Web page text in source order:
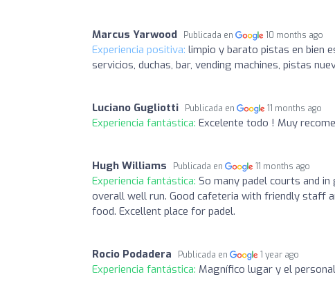
Marcus Yarwood Publicada en 10 months ago
Experiencia positiva: limpio y barato pistas en bien
servicios, duchas, bar, vending machines, pistas
Luciano Gugliotti Publicada en 11 months ago
Experiencia fantástica: Excelente todo ! Muy
Hugh Williams Publicada en 11 months ago
Experiencia fantástica: So many padel courts and
overall well run. Good cafeteria with friendly staff
food. Excellent place for padel.
Rocio Podadera Publicada en 1 year ago
Experiencia fantástica: Magnífico lugar y el